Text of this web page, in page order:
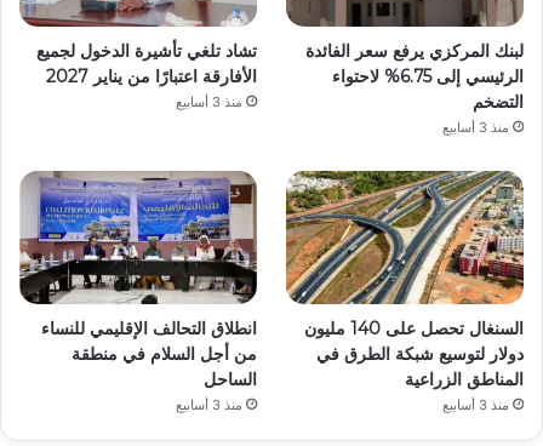
لبنك المركزي يرفع سعر الفائدة
الرئيسي إلى 6.75% لاحتواء
التضخم
منذ 3 أسابيع
تشاد تلغي تأشيرة الدخول لجميع
الأفارقة اعتبارًا من يناير 2027
منذ 3 أسابيع
السنغال تحصل على 140 مليون
دولار لتوسيع شبكة الطرق في
المناطق الزراعية
منذ 3 أسابيع
انطلاق التحالف الإقليمي للنساء
من أجل السلام في منطقة
الساحل
منذ 3 أسابيع